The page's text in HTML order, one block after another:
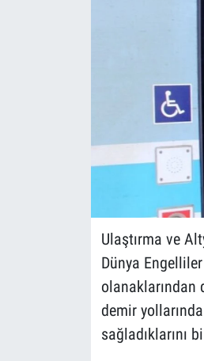
Ulaştırma ve
Dünya
olanaklarından
demir
sağladıklarını